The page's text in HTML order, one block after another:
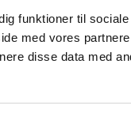
funktioner til
med vores
disse data med
Analyser
ABCepos